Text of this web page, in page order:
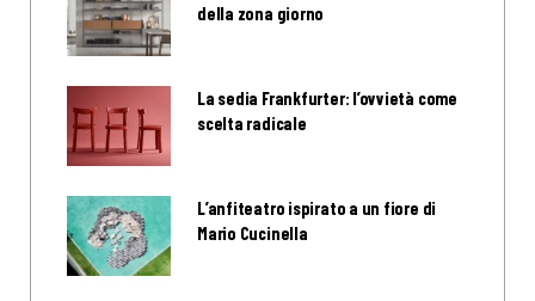
della zona giorno
La sedia Frankfurter: l’ovvietà come
scelta radicale
L’anfiteatro ispirato a un fiore di
Mario Cucinella